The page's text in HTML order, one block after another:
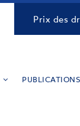
Prix des
PUBLICATIONS